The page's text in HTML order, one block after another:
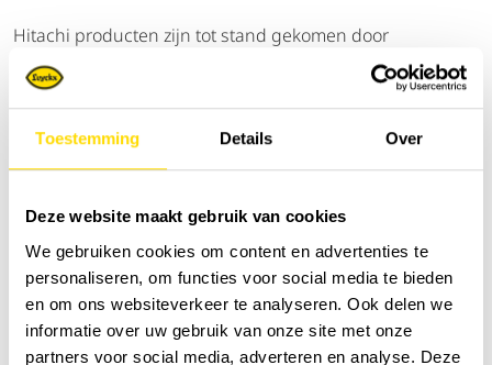
Toestemming Details Over
Deze website maakt gebruik van cookies
We gebruiken cookies om content en advertenties te
personaliseren, om functies voor social media te bieden
en om ons websiteverkeer te analyseren. Ook delen we
informatie over uw gebruik van onze site met onze
partners voor social media, adverteren en analyse. Deze
Hitachi producten zijn tot stand gekomen door
doorgedreven research en zijn ontwikkeld zodat ze een
bijdrage kunnen leveren aan een duurzame samenleving
voor de volgende generatie.
hitachicm.com/eu
Sorteer op: